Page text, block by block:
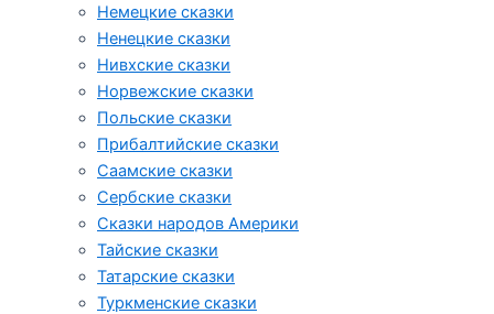
Немецкие сказки
Ненецкие сказки
Нивхские сказки
Норвежские сказки
Польские сказки
Прибалтийские сказки
Cаамские сказки
Сербские сказки
Сказки народов Америки
Тайские сказки
Татарские сказки
Туркменские сказки